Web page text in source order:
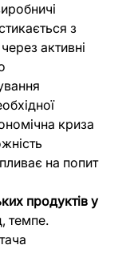
з
активні
криза
на попит
продуктів у
темпе.